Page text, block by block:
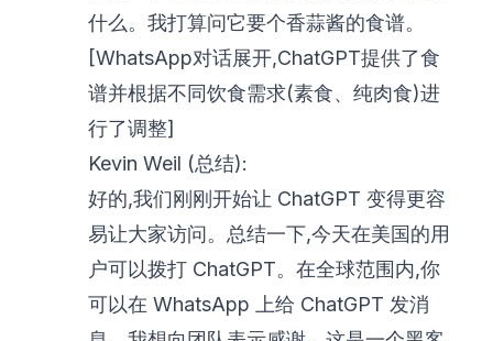
什么。我打算问它要个香蒜酱的食谱。
[WhatsApp对话展开,ChatGPT提供了食
谱并根据不同饮食需求(素食、纯肉食)进
行了调整]
Kevin Weil (总结):
好的,我们刚刚开始让 ChatGPT 变得更容
易让大家访问。总结一下,今天在美国的用
户可以拨打 ChatGPT。在全球范围内,你
可以在 WhatsApp 上给 ChatGPT 发消